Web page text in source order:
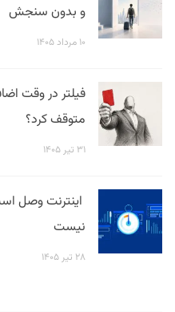
و بدون سنجش
۱۰ مرداد ۱۴۰۵
متوقف کرد؟
۳۱ تیر ۱۴۰۵
اینترنت وصل
نیست
۲۸ تیر ۱۴۰۵